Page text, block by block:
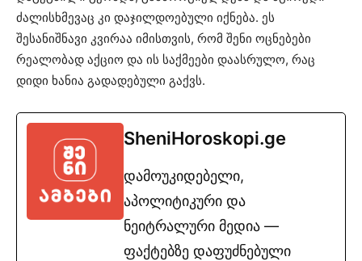
ძალისხმევაც კი დაჯილდოებული იქნება. ეს
შესანიშნავი კვირაა იმისთვის, რომ შენი ოცნებები
რეალობად აქციო და ის საქმეები დაასრულო, რაც
დიდი ხანია გადადებული გაქვს.
SheniHoroskopi.ge
დამოუკიდებელი,
აპოლიტიკური და
ნეიტრალური მედია —
ფაქტებზე დაფუძნებული